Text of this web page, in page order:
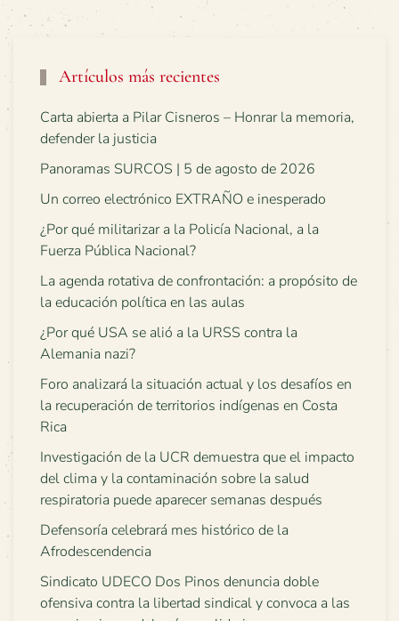
Artículos más recientes
Carta abierta a Pilar Cisneros – Honrar la memoria,
defender la justicia
Panoramas SURCOS | 5 de agosto de 2026
Un correo electrónico EXTRAÑO e inesperado
¿Por qué militarizar a la Policía Nacional, a la
Fuerza Pública Nacional?
La agenda rotativa de confrontación: a propósito de
la educación política en las aulas
¿Por qué USA se alió a la URSS contra la
Alemania nazi?
Foro analizará la situación actual y los desafíos en
la recuperación de territorios indígenas en Costa
Rica
Investigación de la UCR demuestra que el impacto
del clima y la contaminación sobre la salud
respiratoria puede aparecer semanas después
Defensoría celebrará mes histórico de la
Afrodescendencia
Sindicato UDECO Dos Pinos denuncia doble
ofensiva contra la libertad sindical y convoca a las